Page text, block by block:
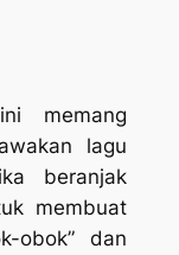
memang
lagu
beranjak
membuat
obok” dan